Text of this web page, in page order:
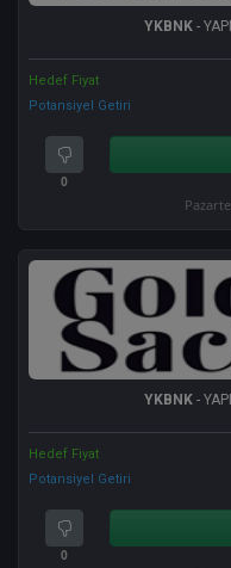
YKBNK -
Hedef Fiyat
Potansiyel Getiri
0
YKBNK -
Hedef Fiyat
Potansiyel Getiri
0